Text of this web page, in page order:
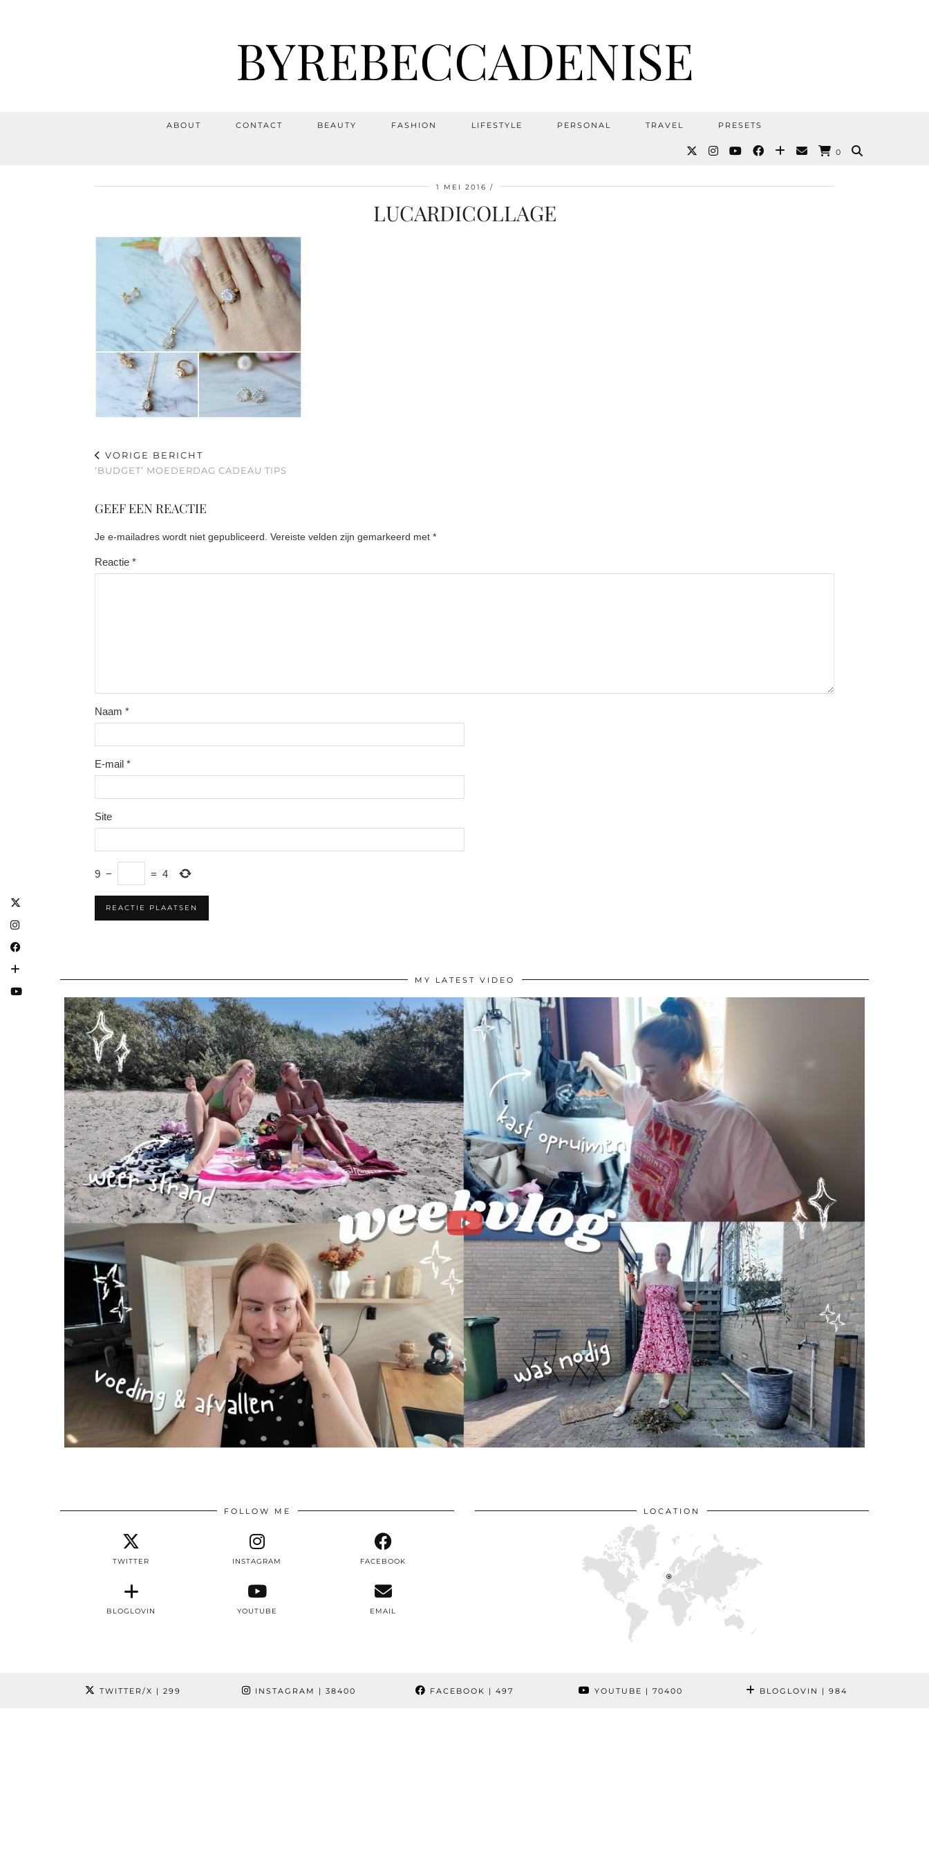
BYREBECCADENISE
ABOUT CONTACT BEAUTY FASHION LIFESTYLE PERSONAL TRAVEL PRESETS
0
1 MEI 2016
LUCARDICOLLAGE
VORIGE BERICHT
‘BUDGET’ MOEDERDAG CADEAU TIPS
GEEF EEN REACTIE
Je e-mailadres wordt niet gepubliceerd. Vereiste velden zijn gemarkeerd met *
Reactie *
Naam *
E-mail *
Site
9 − = 4
MY LATEST VIDEO
FOLLOW ME
TWITTER INSTAGRAM FACEBOOK
BLOGLOVIN YOUTUBE EMAIL
LOCATION
TWITTER/X | 299 INSTAGRAM | 38400 FACEBOOK | 497 YOUTUBE | 70400 BLOGLOVIN | 984